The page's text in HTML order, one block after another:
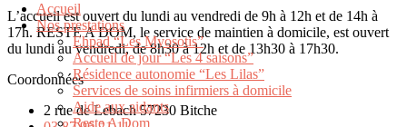
Accueil
Nos prestations
Ehpad “Les Myosotis”
Accueil de jour “Les 4 saisons”
Résidence autonomie “Les Lilas”
Services de soins infirmiers à domicile
Aide aux aidants
Reste A Dom
L’accueil est ouvert du lundi au vendredi de 9h à 12h et de 14h à
17h. RESTE A DOM, le service de maintien à domicile, est ouvert
du lundi au vendredi, de 8h30 à 12h et de 13h30 à 17h30.
Coordonnées
2 rue de Lebach 57230 Bitche